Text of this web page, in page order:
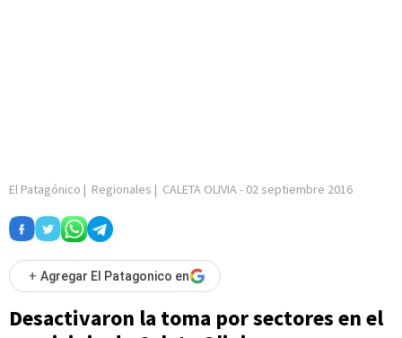
El Patagónico | Regionales | CALETA OLIVIA- 02 septiembre 2016
+ Agregar El Patagonico en
Desactivaron la toma por sectores en el